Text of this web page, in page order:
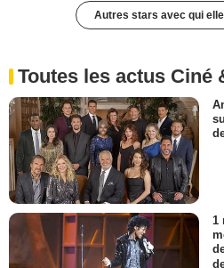
Autres stars avec qui
Toutes les actus Ciné
1